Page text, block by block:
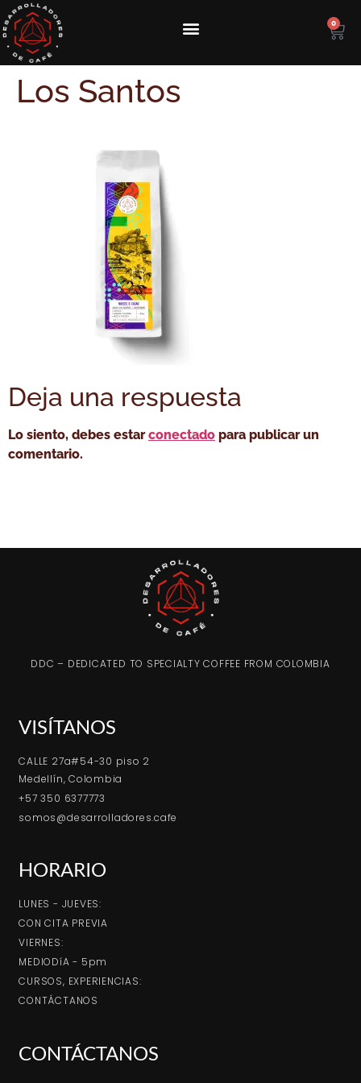
0
Los Santos
Deja una respuesta
Lo siento, debes estarconectado para publicar un
comentario.
DDC – DEDICATED TO SPECIALTY COFFEE FROM COLOMBIA
VISÍTANOS
CALLE 27a#54-30 piso 2
Medellín, Colombia
+57 350 6377773
somos@desarrolladores.cafe
HORARIO
LUNES - JUEVES:
CON CITA PREVIA
VIERNES:
MEDIODíA - 5pm
CURSOS, EXPERIENCIAS:
CONTÁCTANOS
CONTÁCTANOS